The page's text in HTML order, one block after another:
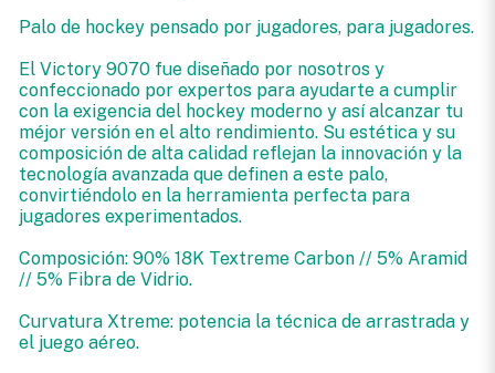
Palo de hockey pensado por jugadores, para jugadores.
El Victory 9070 fue diseñado por nosotros y
confeccionado por expertos para ayudarte a cumplir
con la exigencia del hockey moderno y así alcanzar tu
méjor versión en el alto rendimiento. Su estética y su
composición de alta calidad reflejan la innovación y la
tecnología avanzada que definen a este palo,
convirtiéndolo en la herramienta perfecta para
jugadores experimentados.
Composición: 90% 18K Textreme Carbon // 5% Aramid
// 5% Fibra de Vidrio.
Curvatura Xtreme: potencia la técnica de arrastrada y
el juego aéreo.